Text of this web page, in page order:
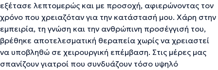
εξέτασε λεπτομερώς και με προσοχή, αφιερώνοντας τον
χρόνο που χρειαζόταν για την κατάστασή μου. Χάρη στην
εμπειρία, τη γνώση και την ανθρώπινη προσέγγισή του,
βρέθηκε αποτελεσματική θεραπεία χωρίς να χρειαστεί
να υποβληθώ σε χειρουργική επέμβαση. Στις μέρες μας
σπανίζουν γιατροί που συνδυάζουν τόσο υψηλό